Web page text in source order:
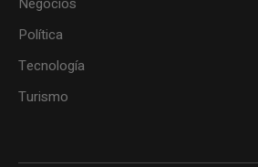
Política
Tecnología
Turismo